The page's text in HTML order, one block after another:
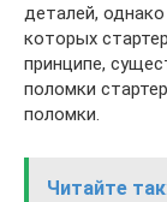
деталей,
которых
принципе,
поломки
поломки.
Читайте